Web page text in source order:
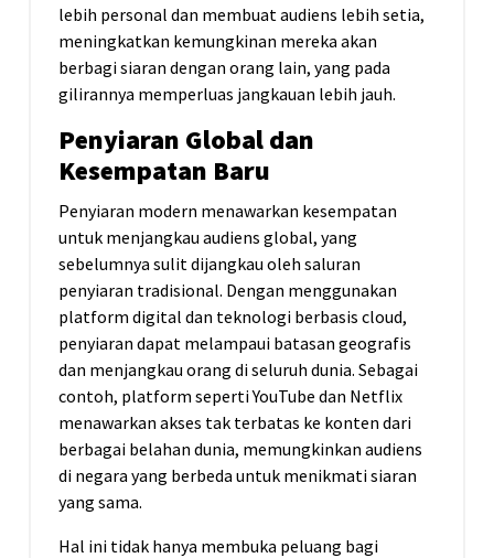
lebih personal dan membuat audiens lebih setia,
meningkatkan kemungkinan mereka akan
berbagi siaran dengan orang lain, yang pada
gilirannya memperluas jangkauan lebih jauh.
Penyiaran Global dan
Kesempatan Baru
Penyiaran modern menawarkan kesempatan
untuk menjangkau audiens global, yang
sebelumnya sulit dijangkau oleh saluran
penyiaran tradisional. Dengan menggunakan
platform digital dan teknologi berbasis cloud,
penyiaran dapat melampaui batasan geografis
dan menjangkau orang di seluruh dunia. Sebagai
contoh, platform seperti YouTube dan Netflix
menawarkan akses tak terbatas ke konten dari
berbagai belahan dunia, memungkinkan audiens
di negara yang berbeda untuk menikmati siaran
yang sama.
Hal ini tidak hanya membuka peluang bagi